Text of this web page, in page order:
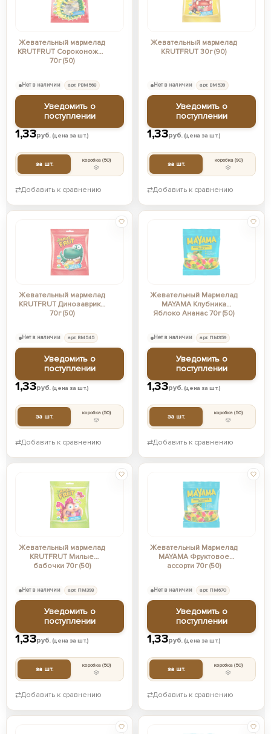
Жевательный мармелад
KRUTFRUT Сороконожки
70г (50)
1,33руб.(цена за шт.)
за шт. коробка(50)
Нет в наличии арт. РВМ568
Уведомить о
поступлении
⇄Добавить к сравнению
Жевательный мармелад
KRUTFRUT 30г (90)
1,33руб.(цена за шт.)
за шт. коробка(90)
Нет в наличии арт. ВМ539
Уведомить о
поступлении
⇄Добавить к сравнению
Жевательный мармелад
KRUTFRUT Динозаврики
70г (50)
1,33руб.(цена за шт.)
за шт. коробка(50)
Нет в наличии арт. ВМ545
Уведомить о
поступлении
⇄Добавить к сравнению
Жевательный Мармелад
MAYAMA Клубника
Яблоко Ананас 70г (50)
1,33руб.(цена за шт.)
за шт. коробка(50)
Нет в наличии арт. ПМ359
Уведомить о
поступлении
⇄Добавить к сравнению
Жевательный мармелад
KRUTFRUT Милые
бабочки 70г (50)
1,33руб.(цена за шт.)
за шт. коробка(50)
Нет в наличии арт. ПМ398
Уведомить о
поступлении
⇄Добавить к сравнению
Жевательный Мармелад
MAYAMA Фруктовое
ассорти 70г (50)
1,33руб.(цена за шт.)
за шт. коробка(50)
Нет в наличии арт. ПМ670
Уведомить о
поступлении
⇄Добавить к сравнению